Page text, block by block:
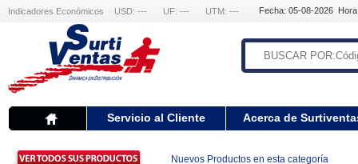
Indicadores Económicos USD: --- UF: --- UTM: --- Fecha: 05-08-2026
Servicio al Cliente Acerca de
Nuevos Productos en esta categoría